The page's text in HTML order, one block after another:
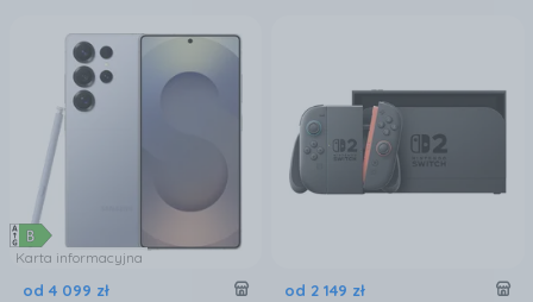
Karta informacyjna
od 4 099 zł od 2 149 zł